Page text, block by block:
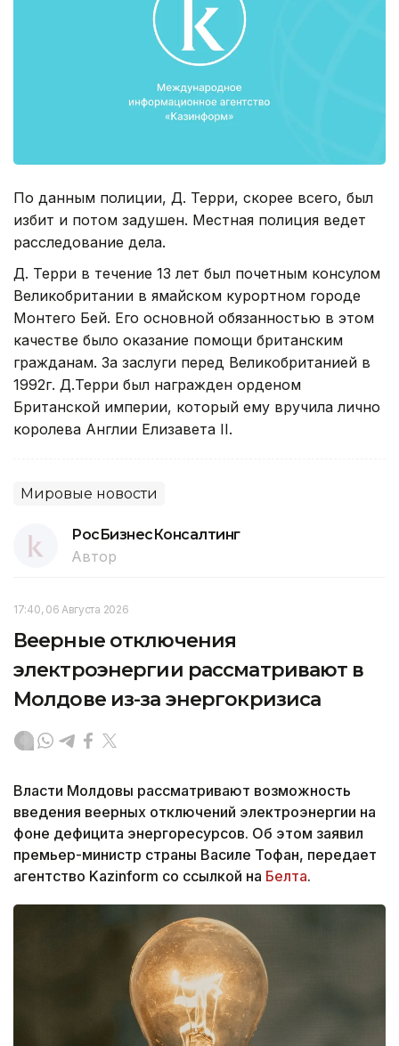
По данным полиции, Д. Терри, скорее всего, был
избит и потом задушен. Местная полиция ведет
расследование дела.
Д. Терри в течение 13 лет был почетным консулом
Великобритании в ямайском курортном городе
Монтего Бей. Его основной обязанностью в этом
качестве было оказание помощи британским
гражданам. За заслуги перед Великобританией в
1992г. Д.Терри был награжден орденом
Британской империи, который ему вручила лично
королева Англии Елизавета II.
Мировые новости
РосБизнесКонсалтинг
Автор
17:40, 06 Августа 2026
Веерные отключения
электроэнергии рассматривают в
Молдове из-за энергокризиса
Власти Молдовы рассматривают возможность
введения веерных отключений электроэнергии на
фоне дефицита энергоресурсов. Об этом заявил
премьер-министр страны Василе Тофан, передает
агентство Kazinform со ссылкой на Белта.